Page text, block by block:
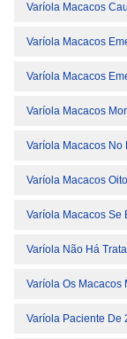
Varíola Macacos
Varíola Macacos
Varíola Macacos
Varíola Macacos
Varíola Macacos No
Varíola Macacos
Varíola Macacos Se
Varíola Não Há
Varíola Os Macacos
Varíola Paciente De